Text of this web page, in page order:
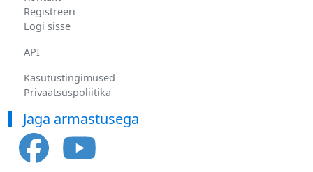
Registreeri
Logi sisse
API
Kasutustingimused
Privaatsuspoliitika
Jaga armastusega